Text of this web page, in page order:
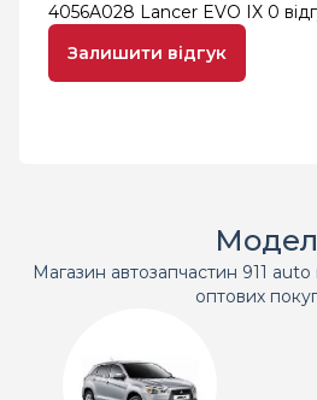
4056A028 Lancer EVO IX 0
Залишити відгук
Магазин автозапчастин 911
оптових